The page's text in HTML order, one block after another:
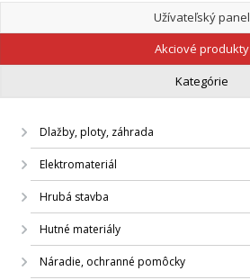
Užívateľský panel
Akciové produkty
Kategórie
Dlažby, ploty, záhrada
Elektromateriál
Hrubá stavba
Hutné materiály
Náradie, ochranné pomôcky